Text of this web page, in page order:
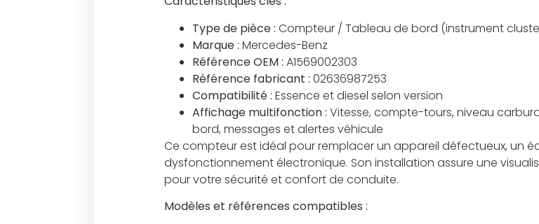
Type de pièce : Compteur / Tableau de bord (instrument
Marque : Mercedes-Benz
Référence OEM : A1569002303
Référence fabricant : 02636987253
Compatibilité : Essence et diesel selon version
Affichage multifonction : Vitesse, compte-tours, niveau
bord, messages et alertes véhicule
Ce compteur est idéal pour remplacer un appareil défectueux, un
dysfonctionnement électronique. Son installation assure une
pour votre sécurité et confort de conduite.
Modèles et références compatibles :